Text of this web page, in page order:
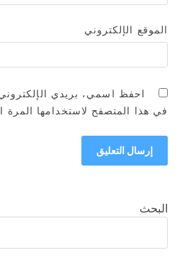
الموقع الإلكتروني
احفظ اسمي، بريدي
في هذا المتصفح لاستخدامها المرة
البحث